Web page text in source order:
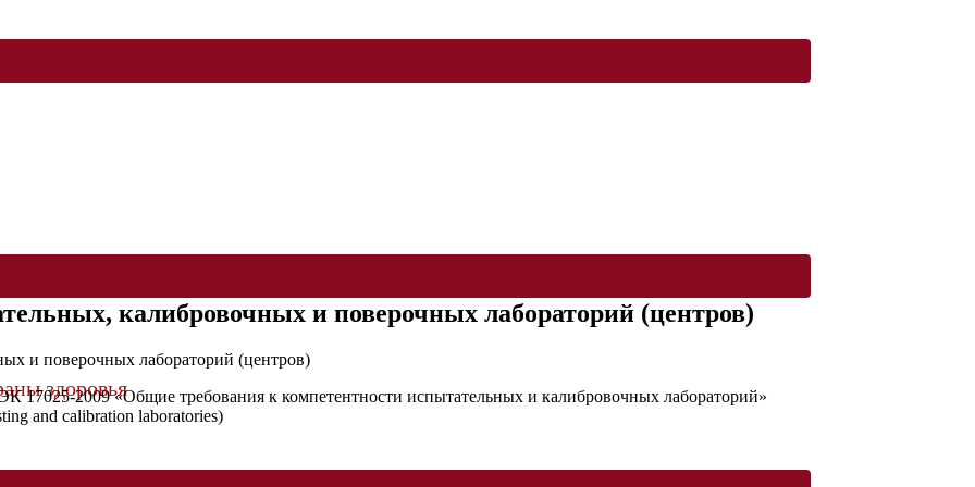
здоровья
калибровочных и поверочных лабораторий (центров)
2009 «Общие требования к компетентности испытательных и калибровочных лабораторий»
and calibration laboratories)